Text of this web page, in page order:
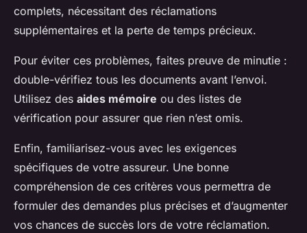
complets, nécessitant des réclamations
supplémentaires et la perte de temps précieux.
Pour éviter ces problèmes, faites preuve de minutie :
double-vérifiez tous les documents avant l’envoi.
Utilisez des aides mémoire ou des listes de
vérification pour assurer que rien n’est omis.
Enfin, familiarisez-vous avec les exigences
spécifiques de votre assureur. Une bonne
compréhension de ces critères vous permettra de
formuler des demandes plus précises et d’augmenter
vos chances de succès lors de votre réclamation.